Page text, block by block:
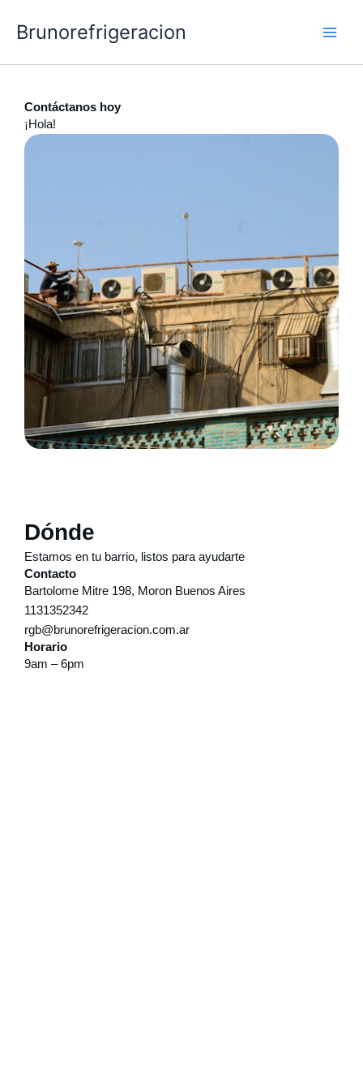
Brunorefrigeracion
Contáctanos hoy
¡Hola!
Dónde
Estamos en tu barrio, listos para ayudarte
Contacto
Bartolome Mitre 198, Moron Buenos Aires
1131352342
rgb@brunorefrigeracion.com.ar
Horario
9am – 6pm